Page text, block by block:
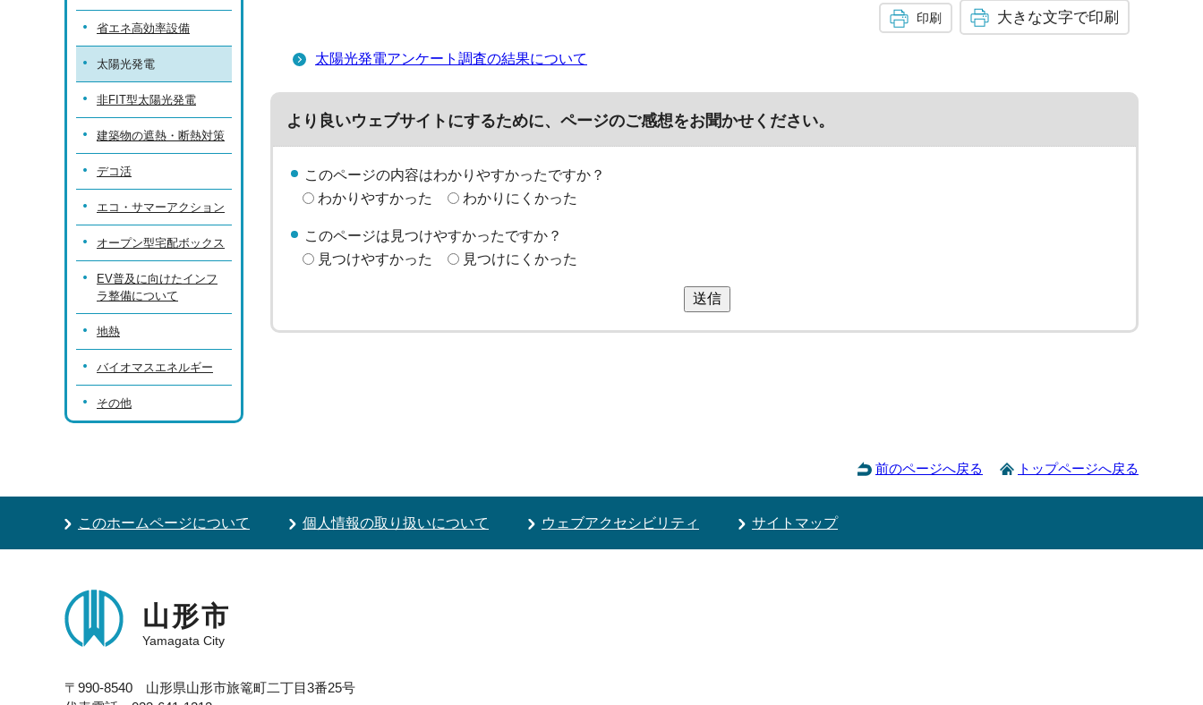
印刷 大きな文字で印刷
太陽光発電アンケート調査の結果について
より良いウェブサイトにするために、ページのご感想をお聞かせください。
このページの内容はわかりやすかったですか？
わかりやすかった
わかりにくかった
このページは見つけやすかったですか？
見つけやすかった
見つけにくかった
送信
省エネ高効率設備
太陽光発電
非FIT型太陽光発電
建築物の遮熱・断熱対策
デコ活
エコ・サマーアクション
オープン型宅配ボックス
EV普及に向けたインフ
ラ整備について
地熱
バイオマスエネルギー
その他
前のページへ戻る トップページへ戻る
このホームページについて 個人情報の取り扱いについて ウェブアクセシビリティ サイトマップ
山形市
Yamagata City
〒990-8540 山形県山形市旅篭町二丁目3番25号